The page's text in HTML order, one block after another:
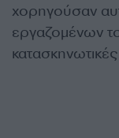
χορηγούσαν
εργαζομένων